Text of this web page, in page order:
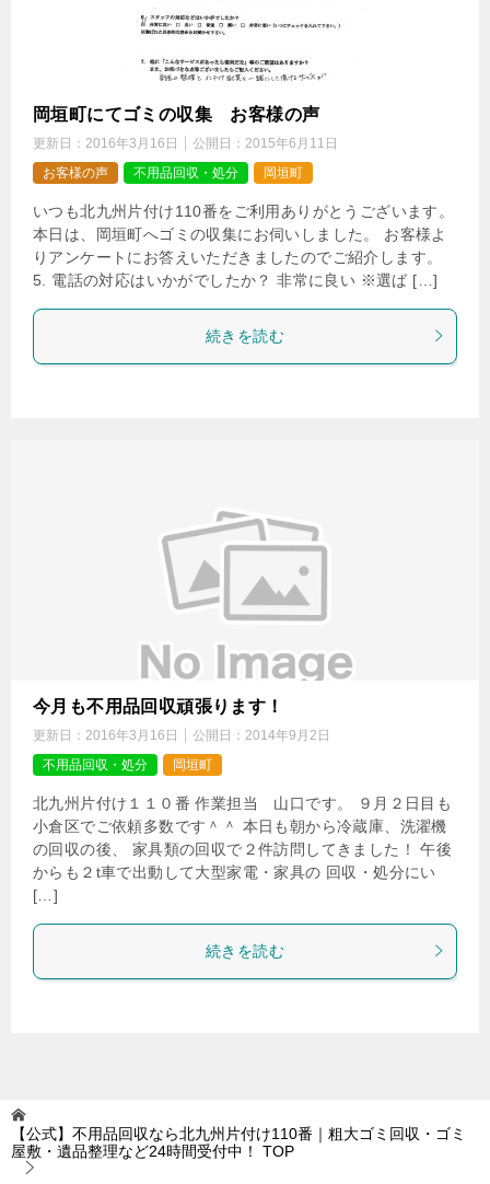
岡垣町にてゴミの収集 お客様の声
更新日： 2016年3月16日 公開日： 2015年6月11日
お客様の声
不用品回収・処分 岡垣町
いつも北九州片付け110番をご利用ありがとうございます。
本日は、岡垣町へゴミの収集にお伺いしました。 お客様よ
りアンケートにお答えいただきましたのでご紹介します。
5. 電話の対応はいかがでしたか？ 非常に良い ※選ば […]
続きを読む
今月も不用品回収頑張ります！
更新日： 2016年3月16日 公開日： 2014年9月2日
不用品回収・処分
岡垣町
北九州片付け１１０番 作業担当 山口です。 ９月２日目も
小倉区でご依頼多数です＾＾ 本日も朝から冷蔵庫、洗濯機
の回収の後、 家具類の回収で２件訪問してきました！ 午後
からも２t車で出動して大型家電・家具の 回収・処分にい
[…]
続きを読む
【公式】不用品回収なら北九州片付け110番｜粗大ゴミ回収・ゴミ
屋敷・遺品整理など24時間受付中！
TOP